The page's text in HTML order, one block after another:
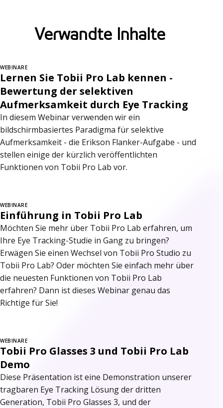
Verwandte Inhalte
WEBINARE
Lernen Sie Tobii Pro Lab kennen -
Bewertung der selektiven
Aufmerksamkeit durch Eye Tracking
In diesem Webinar verwenden wir ein
bildschirmbasiertes Paradigma für selektive
Aufmerksamkeit - die Erikson Flanker-Aufgabe - und
stellen einige der kürzlich veröffentlichten
Funktionen von Tobii Pro Lab vor.
WEBINARE
Einführung in Tobii Pro Lab
Möchten Sie mehr über Tobii Pro Lab erfahren, um
Ihre Eye Tracking-Studie in Gang zu bringen?
Erwägen Sie einen Wechsel von Tobii Pro Studio zu
Tobii Pro Lab? Oder möchten Sie einfach mehr über
die neuesten Funktionen von Tobii Pro Lab
erfahren? Dann ist dieses Webinar genau das
Richtige für Sie!
WEBINARE
Tobii Pro Glasses 3 und Tobii Pro Lab
Demo
Diese Präsentation ist eine Demonstration unserer
tragbaren Eye Tracking Lösung der dritten
Generation, Tobii Pro Glasses 3, und der